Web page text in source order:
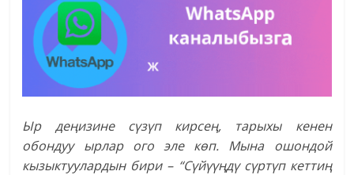
Ыр деңизине сүзүп кирсең, тарыхы кенен
обондуу ырлар ого эле көп. Мына ошондой
кызыктуулардын бири – “Сүйүүңдү сүртүп кеттиң